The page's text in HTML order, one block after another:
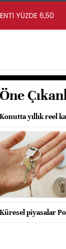
YÜZDE 6,50
Öne
Konutta yıllık reel
Küresel piyasalar